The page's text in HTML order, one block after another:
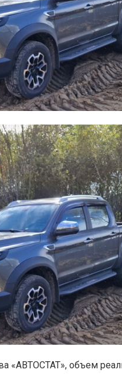
«АВТОСТАТ», объем